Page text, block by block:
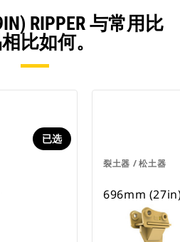
RIPPER 与常用比
比如何。
已选
裂土器 / 松土器
696mm